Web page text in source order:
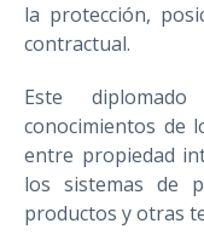
la protección,
contractual.
Este
conocimientos de
entre propiedad
los sistemas de
productos y otras